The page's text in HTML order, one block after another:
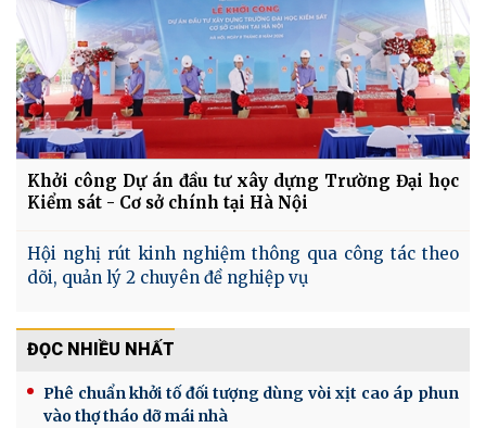
Khởi công Dự án đầu tư xây dựng Trường Đại học
Kiểm sát - Cơ sở chính tại Hà Nội
Hội nghị rút kinh nghiệm thông qua công tác theo
dõi, quản lý 2 chuyên đề nghiệp vụ
ĐỌC NHIỀU NHẤT
Phê chuẩn khởi tố đối tượng dùng vòi xịt cao áp phun
vào thợ tháo dỡ mái nhà